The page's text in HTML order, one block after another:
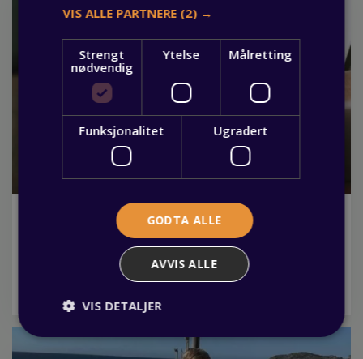
Fagbrev.io gjør lærlingtiden enklere
Visste du at som lærling har du mulighet til å benytte deg
av Fagbrev.io, en nettbasert plattform som samler all
VIS ALLE PARTNERE (2) →
Strengt
nødvendig
Ytelse Målretting
Funksjonalitet Ugradert
GODTA ALLE
AVVIS ALLE
VIS DETALJER